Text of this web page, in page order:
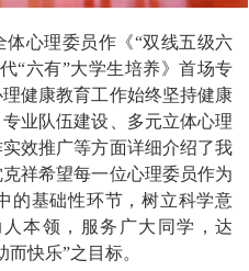
心理委员作《“双线五级六
“六有”大学生培养》首场专
健康教育工作始终坚持健康
业队伍建设、多元立体心理
效推广等方面详细介绍了我
祥希望每一位心理委员作为
的基础性环节，树立科学意
本领，服务广大同学，达
快乐”之目标。